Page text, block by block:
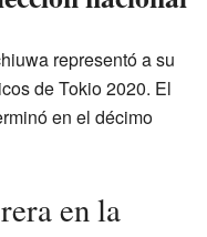
representó a su
de Tokio 2020. El
en el décimo
en la